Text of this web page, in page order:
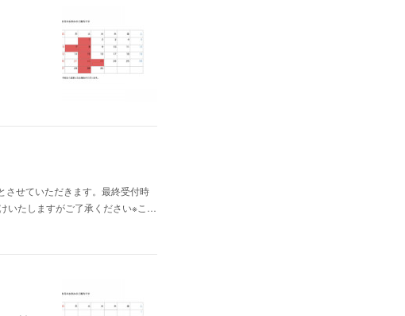
させていただきます。最終受付時
いたしますがご了承ください※こ…